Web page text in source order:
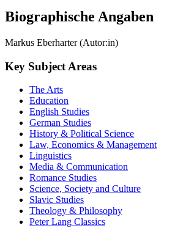
Biographische Angaben
Markus Eberharter (Autor:in)
Key Subject Areas
The Arts
Education
English Studies
German Studies
History & Political Science
Law, Economics & Management
Linguistics
Media & Communication
Romance Studies
Science, Society and Culture
Slavic Studies
Theology & Philosophy
Peter Lang Classics